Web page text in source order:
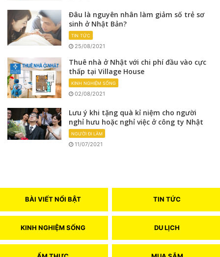
Đâu là nguyên nhân làm giảm số trẻ sơ
sinh ở Nhật Bản?
TIN TỨC
25/08/2021
Thuê nhà ở Nhật với chi phí đầu vào cực
thấp tại Village House
KINH NGHIỆM SỐNG
02/08/2021
Lưu ý khi tặng quà kỉ niệm cho người
nghỉ hưu hoặc nghỉ việc ở công ty Nhật
NGƯỜI ĐI LÀM
11/07/2021
BÀI VIẾT NỔI BẬT TIN TỨC
KINH NGHIỆM SỐNG DU LỊCH